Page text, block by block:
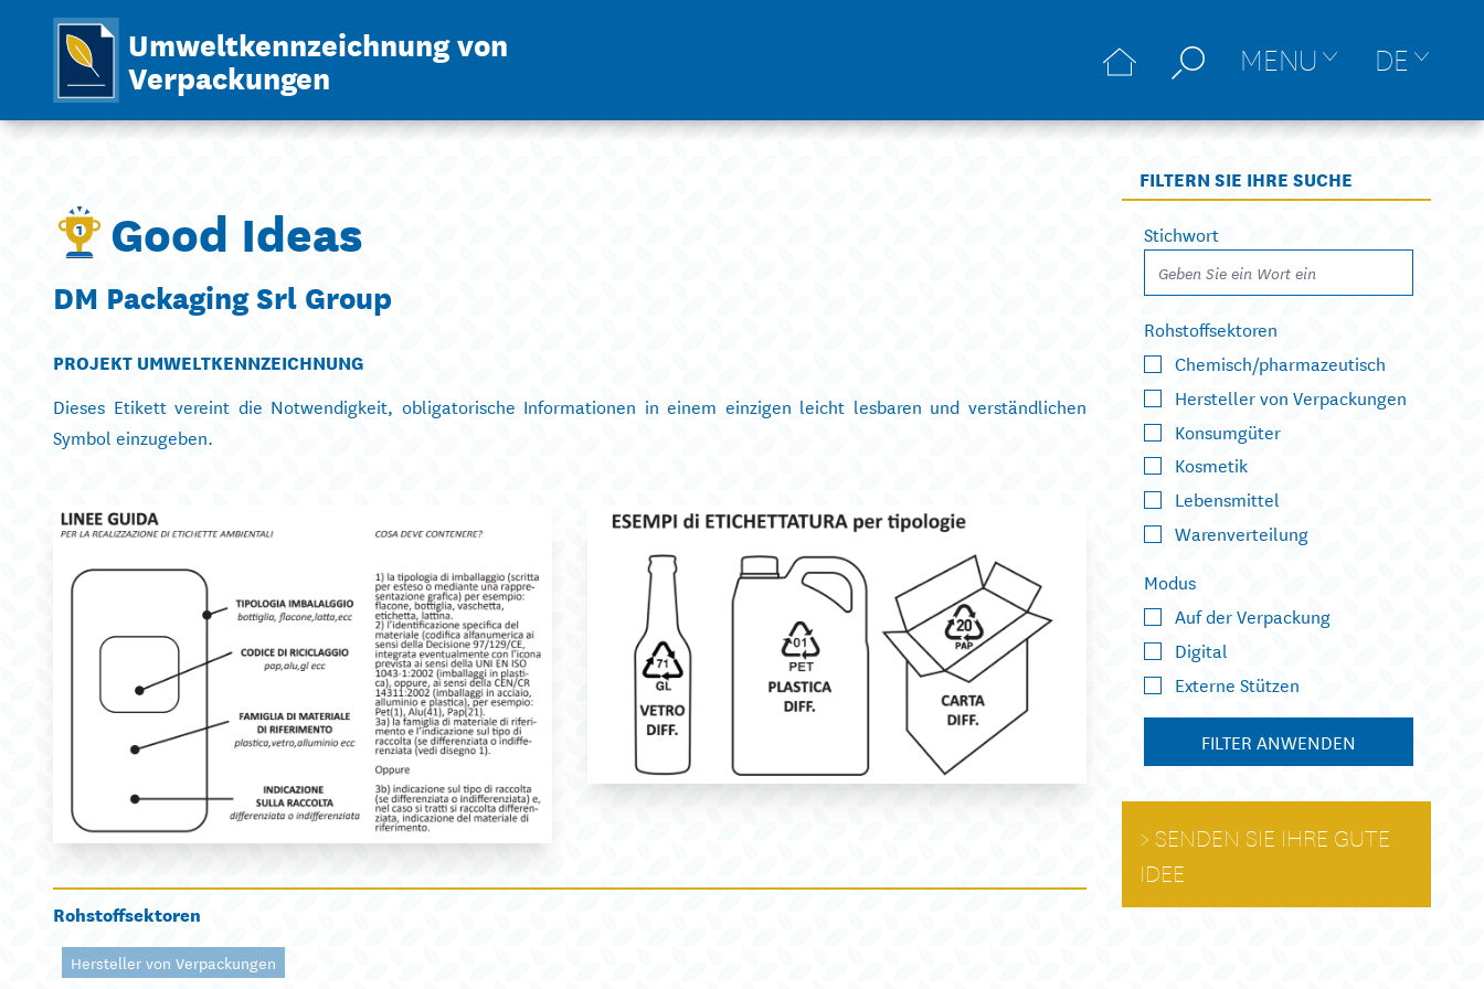
Umweltkennzeichnung von
Verpackungen MENU DE
Good Ideas
DM Packaging Srl Group
PROJEKT UMWELTKENNZEICHNUNG
Dieses Etikett vereint die Notwendigkeit, obligatorische Informationen in einem einzigen leicht lesbaren und verständlichen
Symbol einzugeben.
Rohstoffsektoren
Hersteller von Verpackungen
FILTERN SIE IHRE SUCHE
Stichwort
Rohstoffsektoren
Chemisch/pharmazeutisch
Hersteller von Verpackungen
Konsumgüter
Kosmetik
Lebensmittel
Warenverteilung
Modus
Auf der Verpackung
Digital
Externe Stützen
FILTER ANWENDEN
SENDEN SIE IHRE GUTE
IDEE